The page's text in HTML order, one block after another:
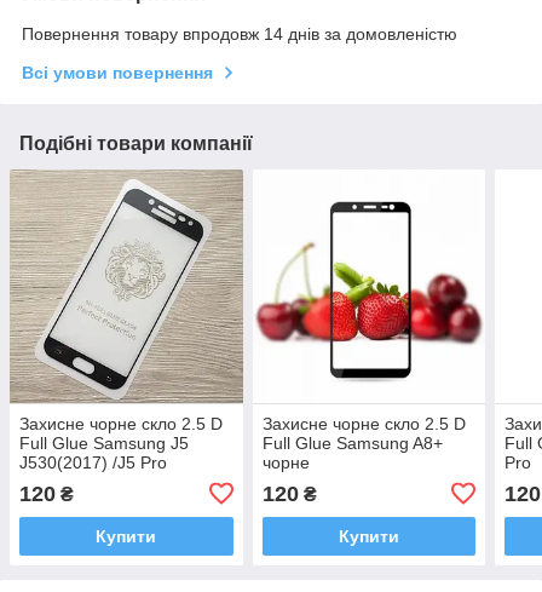
Повернення товару впродовж 14 днів за домовленістю
Всі умови повернення
Подібні товари компанії
Захисне чорне скло 2.5 D
Full Glue Samsung J5
J530(2017) /J5 Pro
120 ₴
Купити
Захисне чорне скло 2.5 D
Full Glue Samsung A8+
чорне
120₴
Купити
Full
Pro
120